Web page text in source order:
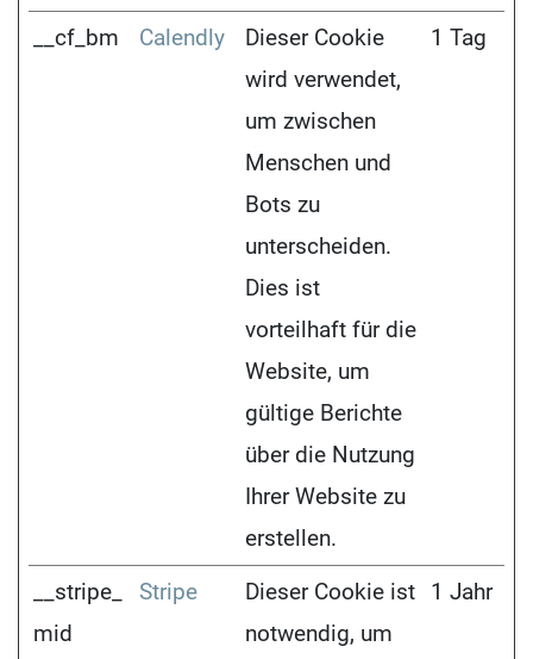
__cf_bm
Calendly
Dieser Cookie
wird verwendet,
um zwischen
Menschen und
Bots zu
unterscheiden.
Dies ist
vorteilhaft für die
Website, um
gültige Berichte
über die Nutzung
Ihrer Website zu
erstellen.
1 Tag
__stripe_
mid
Stripe
Dieser Cookie ist
notwendig, um
1 Jahr